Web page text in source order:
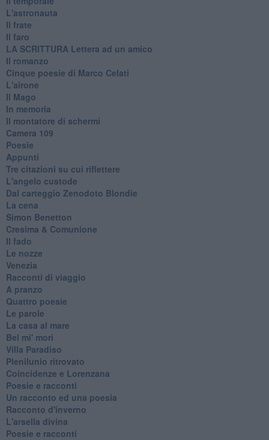
L'astronauta
Il frate
Il faro
​LA SCRITTURA Lettera ad un amico
Il romanzo
Cinque poesie di Marco Celati
L'airone
Il Mago
In memoria
Il montatore di schermi
Camera 109
Poesie
Appunti
Tre citazioni su cui riflettere
L'angelo custode
Dal carteggio Zenodoto Blondie
La cena
Simon Benetton
Cresima & Comunione
Il fado
Le nozze
Venezia
Racconti di viaggio
A pranzo
Quattro poesie
Le parole
La casa al mare
Bel mi' morì
Villa Paradiso
Plenilunio ritrovato
Coincidenze e Lorenzana
Poesie e racconti
Un racconto ed una poesia
Racconto d'inverno
​L'arsella divina
Poesie e racconti